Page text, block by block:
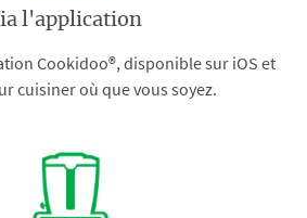
l'application
Cookidoo®, disponible sur iOS et
cuisiner où que vous soyez.